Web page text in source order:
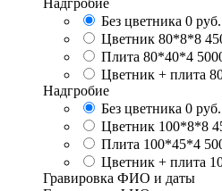
Без цветника 0 руб.
Цветник 80*8*8
Плита 80*40*4
Цветник + плита
Надгробие
Без цветника 0 руб.
Цветник 100*8*8
Плита 100*45*4
Цветник + плита
Гравировка ФИО и даты